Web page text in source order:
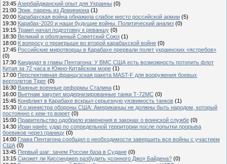
23:45 Азербайджанский опыт для Украины (0)
21:00 Эрик, парень из Доминиона (1)
20:00 Карабахская война обнажила слабое место российской армии (5)
19:30 Карабах-2020 и наши будущие войны. Политический анализ (0)
19:15 Трамп начал подготовку к реваншу (0)
18:30 Великий и оболганный Советский Союз (1)
18:00 К вопросу о проигрыше во второй карабахской войне (0)
17:45 Российские миротворцы в Карабахе прервали полет украинских «ястребов»
(0)
17:30 Кандидат в главы Пентагона: У ВМС США есть возможность потопить флот
Китая за 72 часа в Южно-Китайском море (1)
17:00 Перспективная французская ракета MAST-F для вооружения боевых
вертолетов Tiger (0)
16:30 Важные военные реформы Сталина (1)
16:00 Вьетнам закупит модернизированные танки Т-72МС (0)
15:45 Конфликт в Карабахе вскрыл серьезную уязвимость танков (1)
15:30 И.о.министра обороны США: Американцы не должны быть народом, который
постоянно с кем-то воюет (0)
15:00 Правительство одобрило изменения в законах о воинской службе (0)
14:30 Иран нанёс удар по сопредельной территории после попытки прорыва
боевиков через границу (0)
14:00 Глава Пентагона сообщил о необходимости завершить все войны с участием
США (0)
13:45 Первый шаг: зачем России база в Судане (0)
13:15 Сможет ли Киссинджер разбудить «сонного Джо» Байдена? (0)